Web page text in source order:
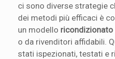
ci sono diverse strategie
dei metodi più efficaci è
un modello ricondizionato
o da rivenditori affidabili.
stati ispezionati, testati e